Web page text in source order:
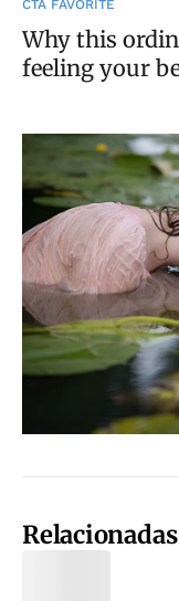
Relacionadas